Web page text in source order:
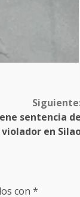
sentencia de
en
con *